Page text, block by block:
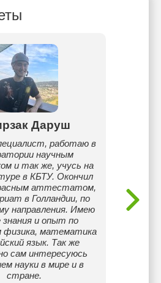
Даруш
работаю в
научным
и так же, учусь на
в КБТУ. Окончил
аттестатом,
в Голландии, по
направления. Имею
знания и опыт по
физика, математика
язык. Так же
сам интересуюсь
науки в мире и в
стране.